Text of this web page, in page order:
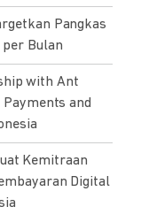
Pangkas
per Bulan
with Ant
and
Kemitraan
Digital